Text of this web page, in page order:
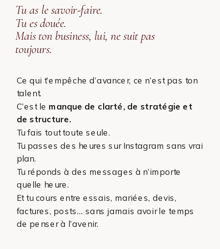
Tu as le savoir-faire.
Tu es douée.
Mais ton business, lui, ne suit pas
toujours.
Ce qui t’empêche d’avancer, ce n’est pas ton
talent.
C’est le manque de clarté, de stratégie et
de structure.
Tu fais tout toute seule.
Tu passes des heures sur Instagram sans vrai
plan.
Tu réponds à des messages à n’importe
quelle heure.
Et tu cours entre essais, mariées, devis,
factures, posts… sans jamais avoir le temps
de penser à l’avenir.